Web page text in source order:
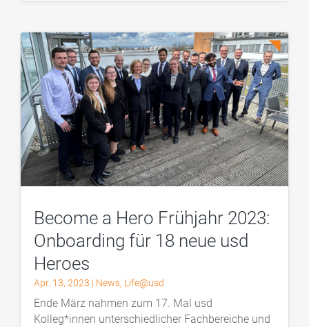
Become a Hero Frühjahr 2023:
Onboarding für 18 neue usd
Heroes
Apr. 13, 2023 | News, Life@usd
Ende März nahmen zum 17. Mal usd
Kolleg*innen unterschiedlicher Fachbereiche und